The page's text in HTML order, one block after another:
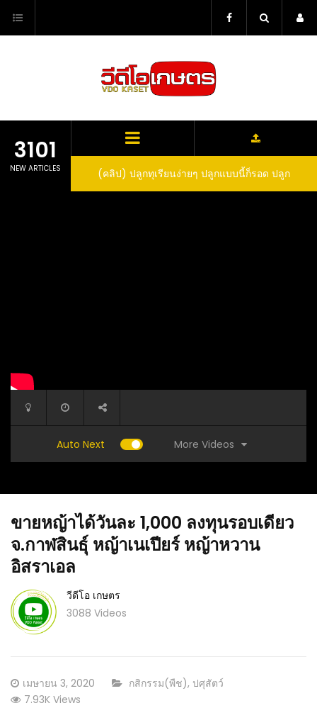
content
3101
NEW ARTICLES
ตรกำจัดเพลี้ย มด
(คลิป) ปลูกทุเรียนง่ายๆ ปลูกแบบนี้ก็รอด ปลูก
ทุเรียนต้นคู่ แบบเสียบยอดและเมล็ด
Auto Next More Videos
าคู (คลิป) การเลือกต้นทุเรียนมาปลูก : วีดีโอ เกษตร
ขายหญ้าได้วันละ 1,000 ลงทุนรอบเดียว
จ.กาฬสินธุ์​ หญ้าเนเปียร์ หญ้าหวาน
อิสราเอล
วีดีโอ เกษตร
3088 Videos
Posted
on
เมษายน 3, 2020 CATEGORY:
กสิกรรม(พืช), ปศุสัตว์
7.93K Views